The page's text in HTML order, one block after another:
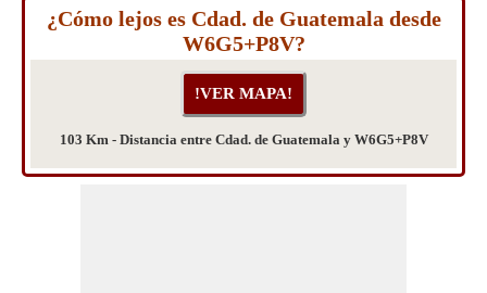
¿Cómo lejos es Cdad. de Guatemala desde
W6G5+P8V?
103 Km - Distancia entre Cdad. de Guatemala y W6G5+P8V